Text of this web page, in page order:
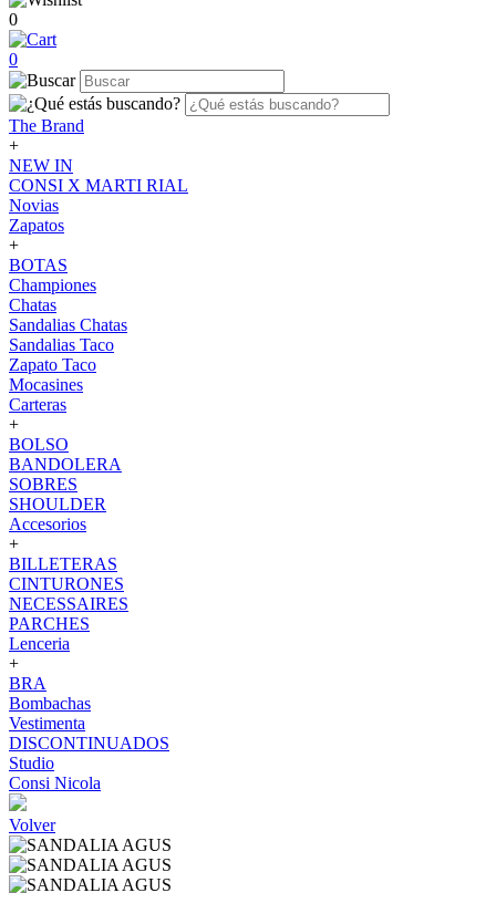
0
0
The Brand
+
NEW IN
CONSI X MARTI RIAL
Novias
Zapatos
+
BOTAS
Championes
Chatas
Sandalias Chatas
Sandalias Taco
Zapato Taco
Mocasines
Carteras
+
BOLSO
BANDOLERA
SOBRES
SHOULDER
Accesorios
+
BILLETERAS
CINTURONES
NECESSAIRES
PARCHES
Lenceria
+
BRA
Bombachas
Vestimenta
DISCONTINUADOS
Studio
Consi Nicola
Volver